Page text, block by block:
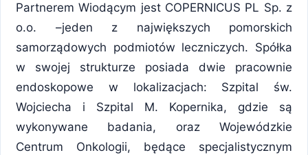
Partnerem Wiodącym jest COPERNICUS PL Sp. z
o.o. –jeden z największych pomorskich
samorządowych podmiotów leczniczych. Spółka
w swojej strukturze posiada dwie pracownie
endoskopowe w lokalizacjach: Szpital św.
Wojciecha i Szpital M. Kopernika, gdzie są
wykonywane badania, oraz Wojewódzkie
Centrum Onkologii, będące specjalistycznym